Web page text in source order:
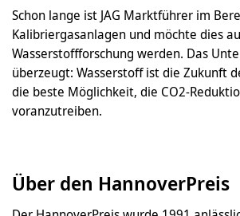
Schon lange ist JAG Marktführer im
Kalibriergasanlagen und möchte dies
Wasserstoffforschung werden. Das
überzeugt: Wasserstoff ist die Zukunft
die beste Möglichkeit, die CO2-
voranzutreiben.
Über den HannoverPreis